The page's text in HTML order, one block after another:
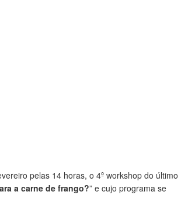
pelas 14 horas, o 4º workshop do último
a carne de frango?” e cujo programa se